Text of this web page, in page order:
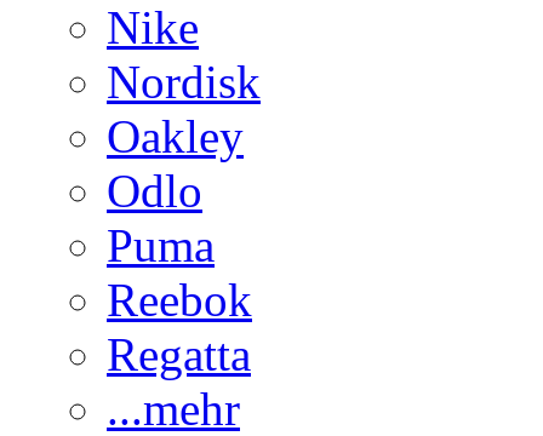
Nike
Nordisk
Oakley
Odlo
Puma
Reebok
Regatta
...mehr